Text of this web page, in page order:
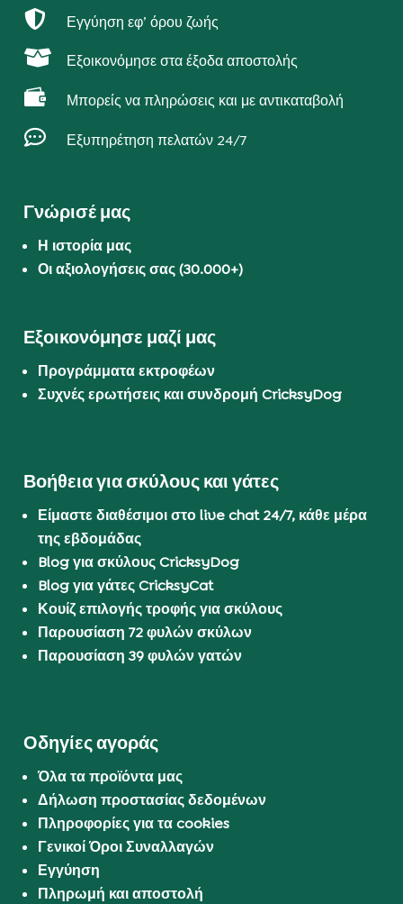
 Εγγύηση εφ’ όρου ζωής
 Εξοικονόμησε στα έξοδα αποστολής
 Μπορείς να πληρώσεις και με αντικαταβολή
 Εξυπηρέτηση πελατών 24/7
Γνώρισέ μας
Η ιστορία μας
Οι αξιολογήσεις σας (30.000+)
Εξοικονόμησε μαζί μας
Προγράμματα εκτροφέων
Συχνές ερωτήσεις και συνδρομή CricksyDog
Βοήθεια για σκύλους και γάτες
Είμαστε διαθέσιμοι στο live chat 24/7, κάθε μέρα
της εβδομάδας
Blog για σκύλους CricksyDog
Blog για γάτες CricksyCat
Κουίζ επιλογής τροφής για σκύλους
Παρουσίαση 72 φυλών σκύλων
Παρουσίαση 39 φυλών γατών
Οδηγίες αγοράς
Όλα τα προϊόντα μας
Δήλωση προστασίας δεδομένων
Πληροφορίες για τα cookies
Γενικοί Όροι Συναλλαγών
Εγγύηση
Πληρωμή και αποστολή